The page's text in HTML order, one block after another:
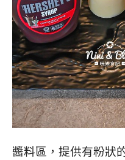
醬料區，提供有粉狀